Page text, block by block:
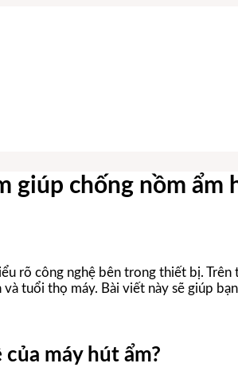
giúp chống nồm ẩm
rõ công nghệ bên trong thiết bị. Trên
tuổi thọ máy. Bài viết này sẽ giúp
máy hút ẩm?